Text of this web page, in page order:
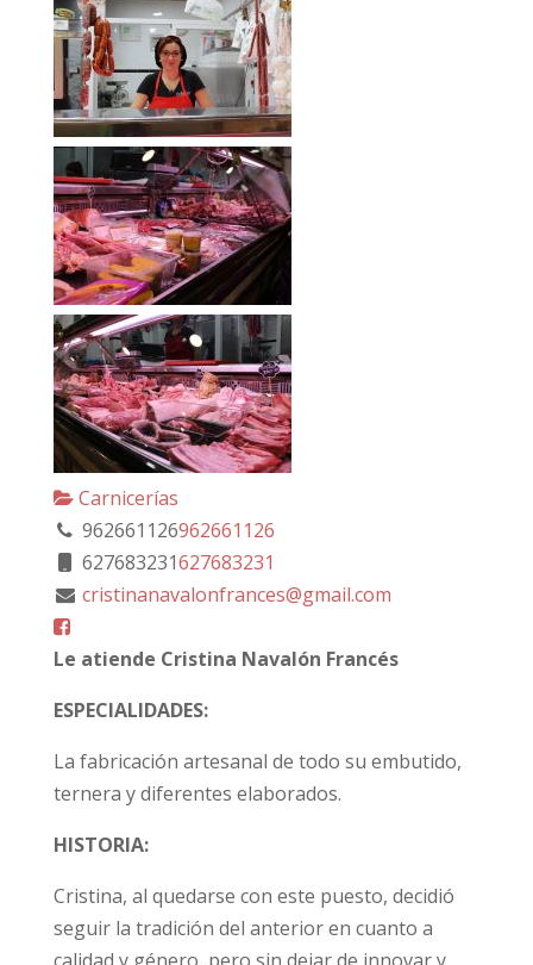
Carnicerías
962661126962661126
627683231627683231
cristinanavalonfrances@gmail.com
Le atiende Cristina Navalón Francés
ESPECIALIDADES:
La fabricación artesanal de todo su embutido,
ternera y diferentes elaborados.
HISTORIA:
Cristina, al quedarse con este puesto, decidió
seguir la tradición del anterior en cuanto a